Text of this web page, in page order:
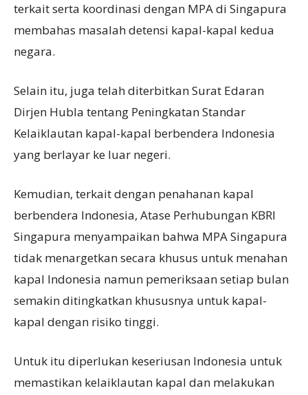
terkait serta koordinasi dengan MPA di Singapura
membahas masalah detensi kapal-kapal kedua
negara.
Selain itu, juga telah diterbitkan Surat Edaran
Dirjen Hubla tentang Peningkatan Standar
Kelaiklautan kapal-kapal berbendera Indonesia
yang berlayar ke luar negeri.
Kemudian, terkait dengan penahanan kapal
berbendera Indonesia, Atase Perhubungan KBRI
Singapura menyampaikan bahwa MPA Singapura
tidak menargetkan secara khusus untuk menahan
kapal Indonesia namun pemeriksaan setiap bulan
semakin ditingkatkan khususnya untuk kapal-
kapal dengan risiko tinggi.
Untuk itu diperlukan keseriusan Indonesia untuk
memastikan kelaiklautan kapal dan melakukan